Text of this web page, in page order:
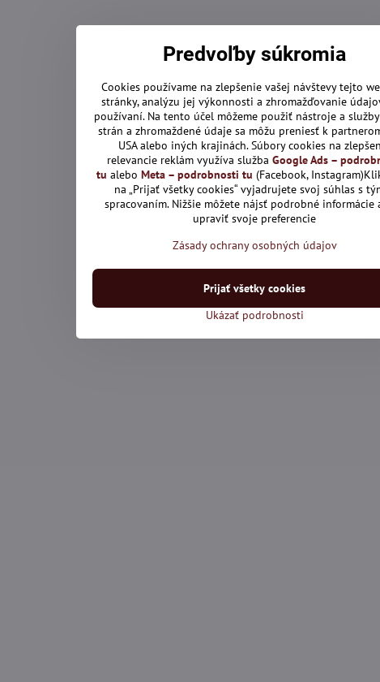
Predvoľby súkromia
Cookies používame na zlepšenie vašej návštevy tejto
stránky, analýzu jej výkonnosti a zhromažďovanie
používaní. Na tento účel môžeme použiť nástroje a
strán a zhromaždené údaje sa môžu preniesť k
USA alebo iných krajinách. Súbory cookies na
relevancie reklám využíva služba Google Ads –
tu alebo Meta – podrobnosti tu (Facebook,
na „Prijať všetky cookies“ vyjadrujete svoj súhlas s
spracovaním. Nižšie môžete nájsť podrobné informácie
upraviť svoje preferencie
Zásady ochrany osobných údajov
Ukázať podrobnosti
Prijať všetky cookies